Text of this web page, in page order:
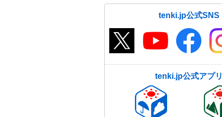
tenki.jp公式SNS
tenki.jp公式アプリ